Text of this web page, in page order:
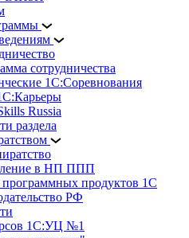
сотрудничества
1С:Соревнования
Russia
раздела
в НП ППП
программных продуктов 1С
РФ
1С:УЦ №1